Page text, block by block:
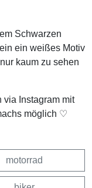
Schwarzen
ein weißes Motiv
kaum zu sehen
via Instagram mit
möglich ♡
motorrad